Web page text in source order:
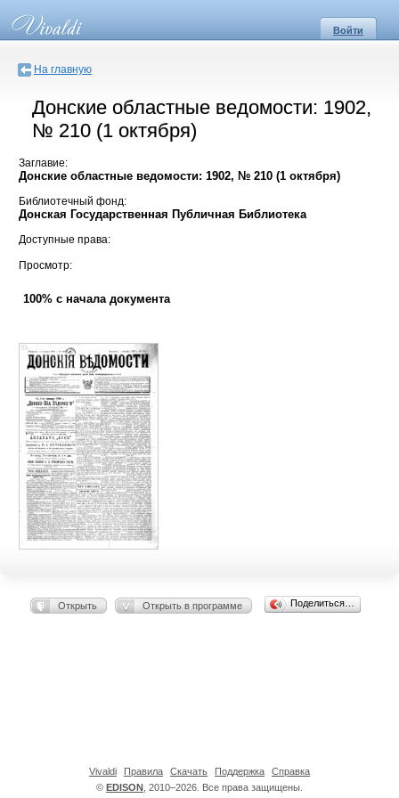
Войти
На главную
Донские областные ведомости: 1902,
№ 210 (1 октября)
Заглавие:
Донские областные ведомости: 1902, № 210 (1 октября)
Библиотечный фонд:
Донская Государственная Публичная Библиотека
Доступные права:
Просмотр:
100% с начала документа
Открыть Открыть в программе Поделиться…
© EDISON , 2010–2026. Все права защищены.
Vivaldi Правила Скачать Поддержка Справка